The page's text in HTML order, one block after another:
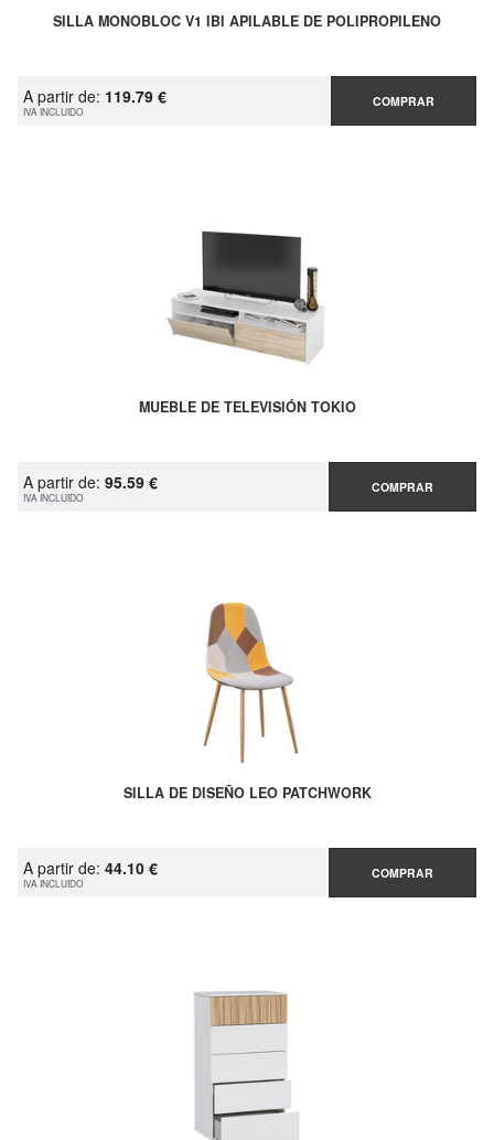
SILLA MONOBLOC V1 IBI APILABLE DE POLIPROPILENO
A partir de: 119.79 €
IVA INCLUIDO
COMPRAR
MUEBLE DE TELEVISIÓN TOKIO
A partir de: 95.59 €
IVA INCLUIDO
COMPRAR
SILLA DE DISEÑO LEO PATCHWORK
A partir de: 44.10 €
IVA INCLUIDO
COMPRAR